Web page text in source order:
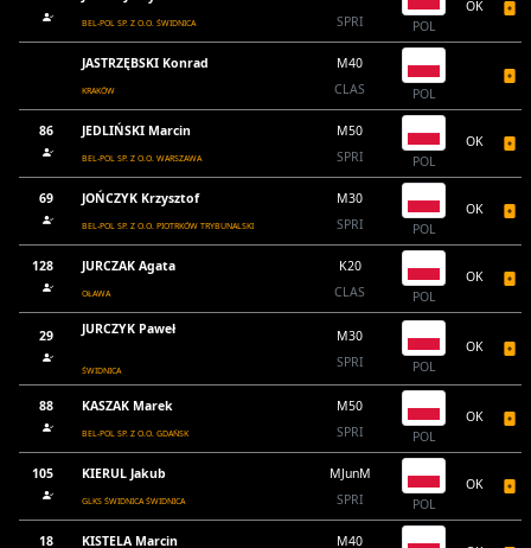
BEL-POL SP. Z O.O. ŚWIDNICA
SPRI
POL
OK
JASTRZĘBSKI Konrad
KRAKÓW
M40
CLAS
POL
86 JEDLIŃSKI Marcin
BEL-POL SP. Z O.O. WARSZAWA
M50
SPRI
POL
OK
69 JOŃCZYK Krzysztof
BEL-POL SP. Z O.O. PIOTRKÓW TRYBUNALSKI
M30
SPRI
POL
OK
128 JURCZAK Agata
OŁAWA
K20
CLAS
POL
OK
29 JURCZYK Paweł
ŚWIDNICA
M30
SPRI
POL
OK
88 KASZAK Marek
BEL-POL SP. Z O.O. GDAŃSK
M50
SPRI
POL
OK
105 KIERUL Jakub
GLKS ŚWIDNICA ŚWIDNICA
MJunM
SPRI
POL
OK
18 KISTELA Marcin
M40